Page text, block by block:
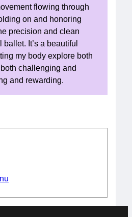
flowing through
on and honoring
precision and clean
ballet. It’s a beautiful
my body explore both
challenging and
and rewarding.